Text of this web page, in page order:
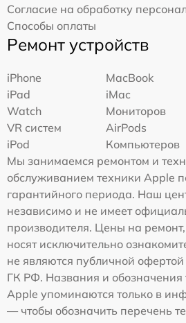
Согласие на обработку
Способы оплаты
Ремонт устройств
iPhone
MacBook
iPad
iMac
Watch
Мониторов
VR систем
AirPods
iPod
Компьютеров
Мы занимаемся ремонтом и
обслуживанием техники Apple
гарантийного периода. Наш
независимо и не имеет
производителя. Цены на
носят исключительно
не являются публичной офертой
ГК РФ. Названия и обозначения
Apple упоминаются только в
— чтобы обозначить перечень